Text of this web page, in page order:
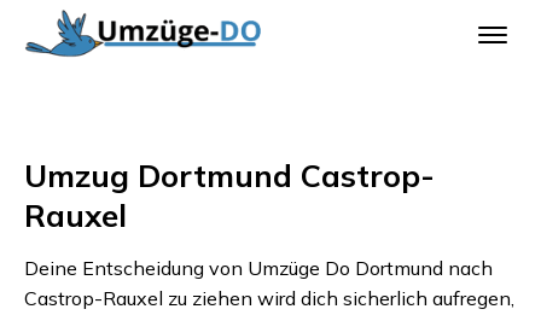
Umzug Dortmund Castrop-
Rauxel
Deine Entscheidung von Umzüge Do Dortmund nach
Castrop-Rauxel zu ziehen wird dich sicherlich aufregen,